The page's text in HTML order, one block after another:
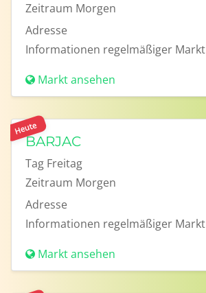
Zeitraum Morgen
Adresse
Informationen regelmäßiger Markt
Markt ansehen
Heute
BARJAC
Tag Freitag
Zeitraum Morgen
Adresse
Informationen regelmäßiger Markt
Markt ansehen